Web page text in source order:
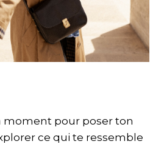
moment pour poser ton
ce qui te ressemble